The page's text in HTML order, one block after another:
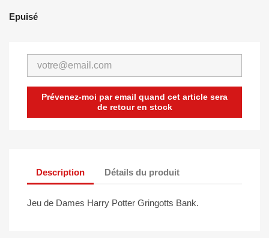
Epuisé
Prévenez-moi par email quand cet article sera
de retour en stock
Description Détails du produit
Jeu de Dames Harry Potter Gringotts Bank.